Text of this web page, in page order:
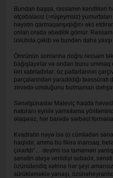
Bundan başqa, rəssamın kəndliləri
ətçəbalasız (=rüşeymsiz)
həyatın qarmaqarışıq­lı­ğını əks
onları orada əbədilik gömür.
üslubda çəkib və bundan daha
Ömrünün sonlarına doğru rəssam
bağışlayırlar və ondan bunu
ləri xatırladırlar: öz paltarlarının
parçalarından yaradıldığı
zirvədə umduğunu bulmaman
Sənətşünaslar Maleviç haqda
naturanı eynilə yamsılama
əlaqəsiz, hər barədə sərbəst
Kvadratın nəyə isə (o cümlədən
haqlıdır, amma bu fikirə inansaq,
çıxart­dı”… deyimi isə tamamən
sənətin atəşə veril­diyi sobadır,
özü­nütəsdiq xətrinə hər şeyi
sürükləməklə yanaşı,